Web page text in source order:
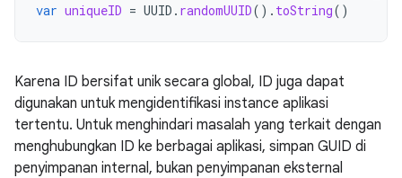
var uniqueID = UUID . randomUUID(). toString()
Karena ID bersifat unik secara global, ID juga dapat
digunakan untuk mengidentifikasi instance aplikasi
tertentu. Untuk menghindari masalah yang terkait dengan
menghubungkan ID ke berbagai aplikasi, simpan GUID di
penyimpanan internal, bukan penyimpanan eksternal